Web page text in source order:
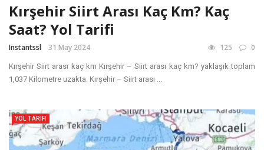
Kırşehir Siirt Arası Kaç Km? Kaç
Saat? Yol Tarifi
Instantssl 31 May 2024 125 0
Kırşehir Siirt arası kaç km Kırşehir – Siirt arası kaç km? yaklaşık toplam
1,037 Kilometre uzakta. Kırşehir – Siirt arası ...
YOL TARIFI